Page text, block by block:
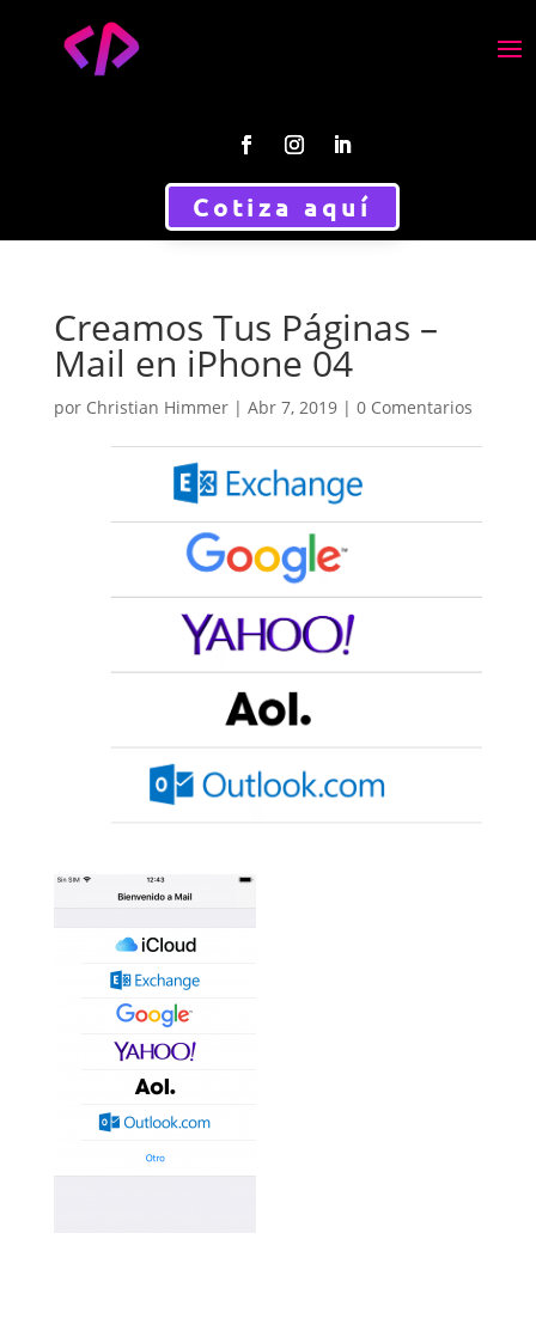
Cotiza aquí
Creamos Tus Páginas –
Mail en iPhone 04
por Christian Himmer| Abr 7, 2019| 0 Comentarios